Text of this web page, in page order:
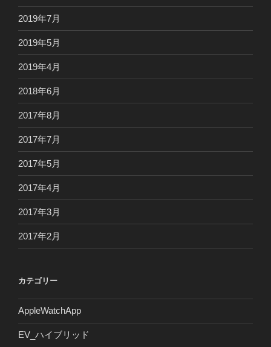
2019年7月
2019年5月
2019年4月
2018年6月
2017年8月
2017年7月
2017年5月
2017年4月
2017年3月
2017年2月
カテゴリー
AppleWatchApp
EV_ハイブリッド